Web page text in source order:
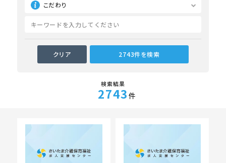
よくある質問
こだわり
検索結果
2743 件